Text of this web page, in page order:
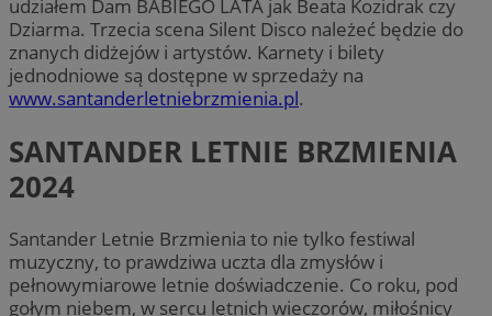
udziałem Dam BABIEGO LATA jak Beata Kozidrak czy
Dziarma. Trzecia scena Silent Disco należeć będzie do
znanych didżejów i artystów. Karnety i bilety
jednodniowe są dostępne w sprzedaży na
www.santanderletniebrzmienia.pl.
SANTANDER LETNIE BRZMIENIA
2024
Santander Letnie Brzmienia to nie tylko festiwal
muzyczny, to prawdziwa uczta dla zmysłów i
pełnowymiarowe letnie doświadczenie. Co roku, pod
gołym niebem, w sercu letnich wieczorów, miłośnicy